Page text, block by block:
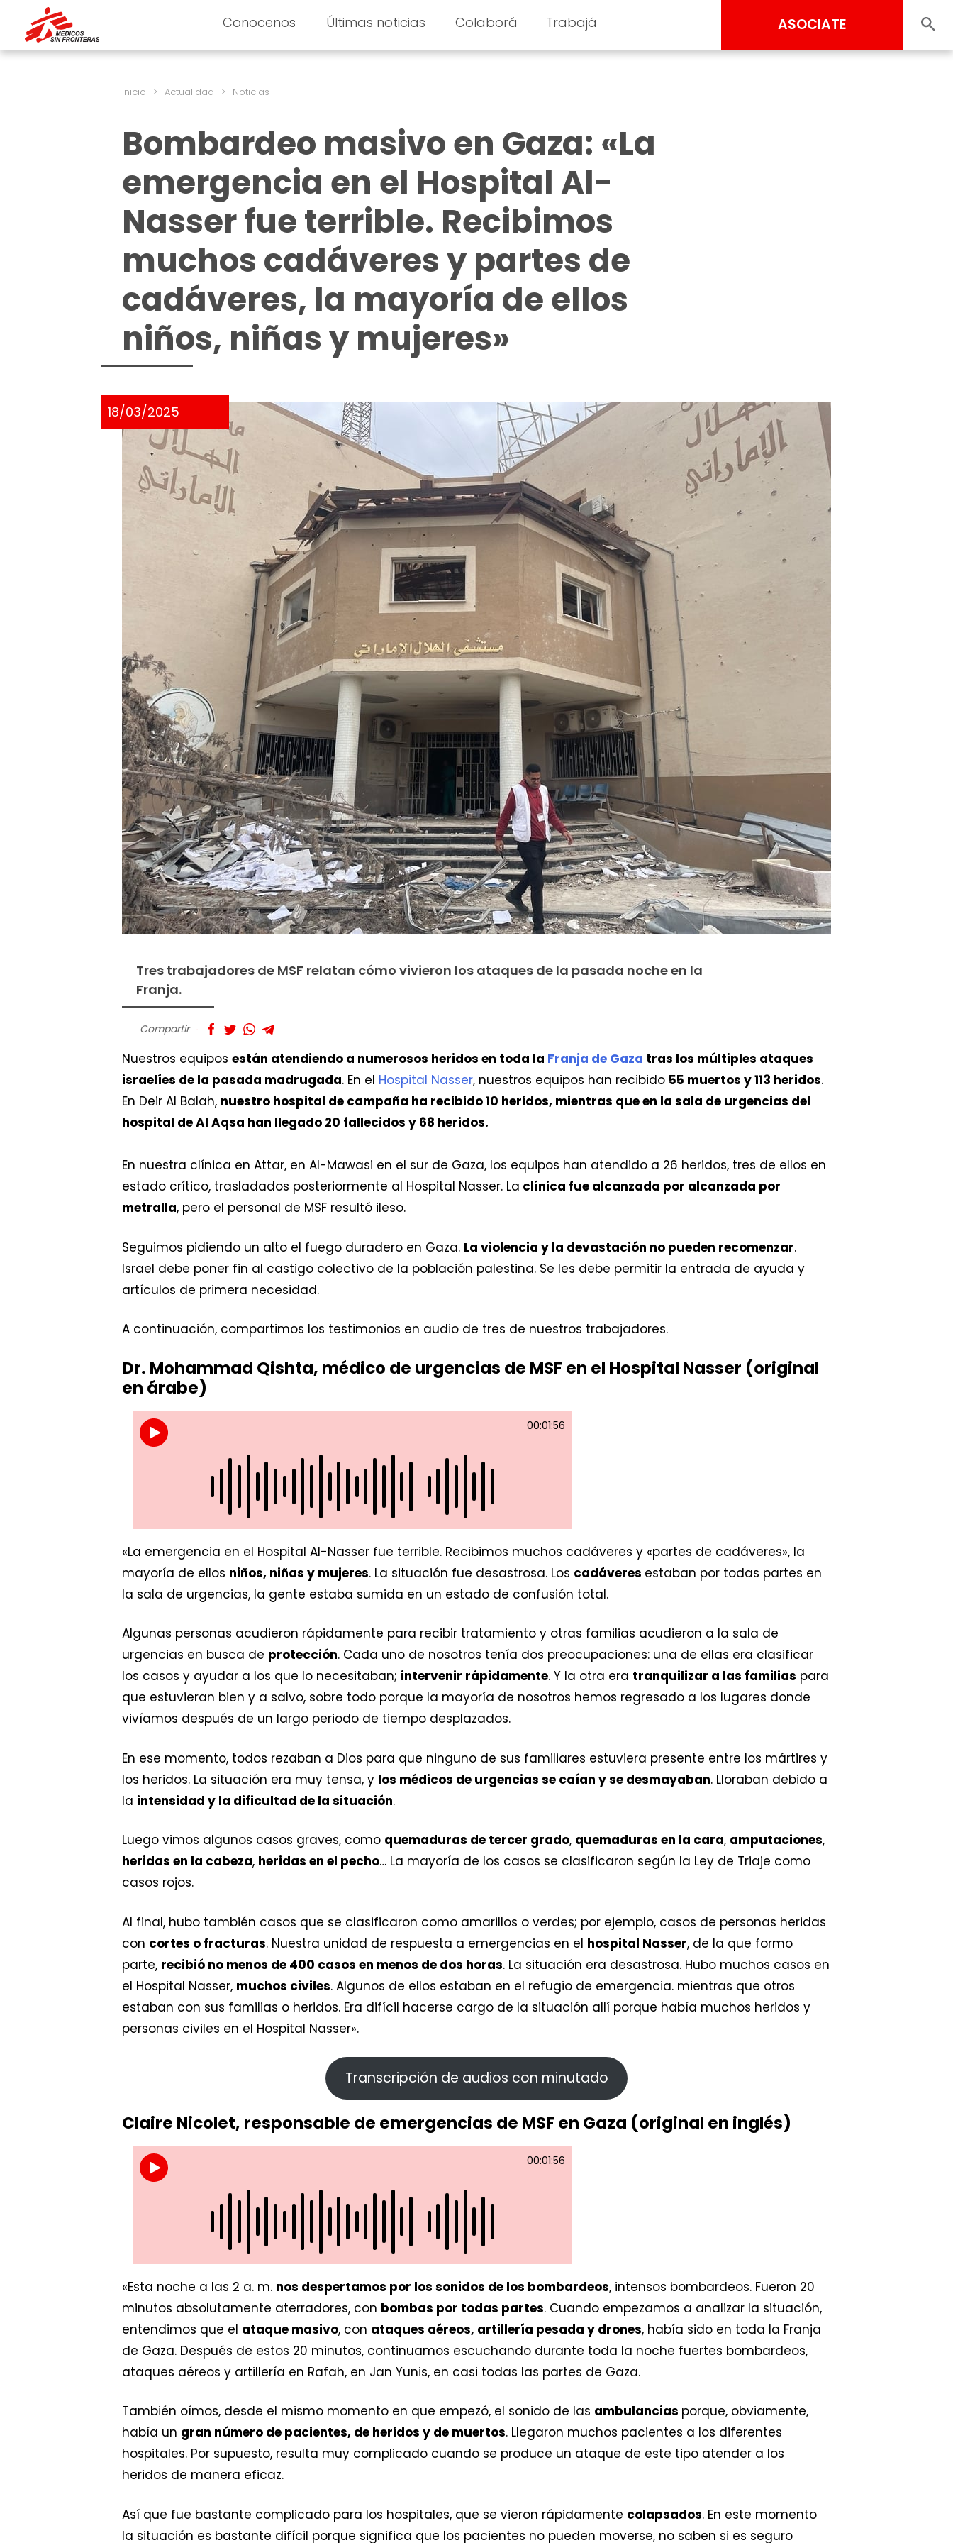
Conocenos Últimas noticias Colaborá Trabajá ASOCIATE
Inicio > Actualidad > Noticias
Bombardeo masivo en Gaza: «La
emergencia en el Hospital Al-
Nasser fue terrible. Recibimos
muchos cadáveres y partes de
cadáveres, la mayoría de ellos
niños, niñas y mujeres»
18/03/2025
Tres trabajadores de MSF relatan cómo vivieron los ataques de la pasada noche en la
Franja.
Compartir
Nuestros equipos están atendiendo a numerosos heridos en toda la Franja de Gaza tras los múltiples ataques
israelíes de la pasada madrugada. En el Hospital Nasser, nuestros equipos han recibido 55 muertos y 113 heridos.
En Deir Al Balah, nuestro hospital de campaña ha recibido 10 heridos, mientras que en la sala de urgencias del
hospital de Al Aqsa han llegado 20 fallecidos y 68 heridos. ​
​En nuestra clínica en Attar, en Al-Mawasi en el sur de Gaza, los equipos han atendido a 26 heridos, tres de ellos en
estado crítico, trasladados posteriormente al Hospital Nasser. La clínica fue alcanzada por alcanzada por
metralla, pero el personal de MSF resultó ileso.
Seguimos pidiendo un alto el fuego duradero en Gaza. La violencia y la devastación no pueden recomenzar.
Israel debe poner fin al castigo colectivo de la población palestina. Se les debe permitir la entrada de ayuda y
artículos de primera necesidad.
A continuación, compartimos los testimonios en audio de tres de nuestros trabajadores.
Dr. Mohammad Qishta, médico de urgencias de MSF en el Hospital Nasser (original
en árabe)
00:01:56
«La emergencia en el Hospital Al-Nasser fue terrible. Recibimos muchos cadáveres y «partes de cadáveres», la
mayoría de ellos niños, niñas y mujeres. La situación fue desastrosa. Los cadáveres estaban por todas partes en
la sala de urgencias, la gente estaba sumida en un estado de confusión total.
Algunas personas acudieron rápidamente para recibir tratamiento y otras familias acudieron a la sala de
urgencias en busca de protección. Cada uno de nosotros tenía dos preocupaciones: una de ellas era clasificar
los casos y ayudar a los que lo necesitaban; intervenir rápidamente. Y la otra era tranquilizar a las familias para
que estuvieran bien y a salvo, sobre todo porque la mayoría de nosotros hemos regresado a los lugares donde
vivíamos después de un largo periodo de tiempo desplazados.
En ese momento, todos rezaban a Dios para que ninguno de sus familiares estuviera presente entre los mártires y
los heridos. La situación era muy tensa, y los médicos de urgencias se caían y se desmayaban. Lloraban debido a
la intensidad y la dificultad de la situación.
Luego vimos algunos casos graves, como quemaduras de tercer grado, quemaduras en la cara, amputaciones,
heridas en la cabeza, heridas en el pecho… La mayoría de los casos se clasificaron según la Ley de Triaje como
casos rojos.
Al final, hubo también casos que se clasificaron como amarillos o verdes; por ejemplo, casos de personas heridas
con cortes o fracturas. Nuestra unidad de respuesta a emergencias en el hospital Nasser, de la que formo
parte, recibió no menos de 400 casos en menos de dos horas. La situación era desastrosa. Hubo muchos casos en
el Hospital Nasser, muchos civiles. Algunos de ellos estaban en el refugio de emergencia. mientras que otros
estaban con sus familias o heridos. Era difícil hacerse cargo de la situación allí porque había muchos heridos y
personas civiles en el Hospital Nasser».
Transcripción de audios con minutado
Claire Nicolet, responsable de emergencias de MSF en Gaza (original en inglés)
00:01:56
«Esta noche a las 2 a. m. nos despertamos por los sonidos de los bombardeos, intensos bombardeos. Fueron 20
minutos absolutamente aterradores, con bombas por todas partes. Cuando empezamos a analizar la situación,
entendimos que el ataque masivo, con ataques aéreos, artillería pesada y drones, había sido en toda la Franja
de Gaza. Después de estos 20 minutos, continuamos escuchando durante toda la noche fuertes bombardeos,
ataques aéreos y artillería en Rafah, en Jan Yunis, en casi todas las partes de Gaza.
También oímos, desde el mismo momento en que empezó, el sonido de las ambulancias porque, obviamente,
había un gran número de pacientes, de heridos y de muertos. Llegaron muchos pacientes a los diferentes
hospitales. Por supuesto, resulta muy complicado cuando se produce un ataque de este tipo atender a los
heridos de manera eficaz.
Así que fue bastante complicado para los hospitales, que se vieron rápidamente colapsados. En este momento
la situación es bastante difícil porque significa que los pacientes no pueden moverse, no saben si es seguro